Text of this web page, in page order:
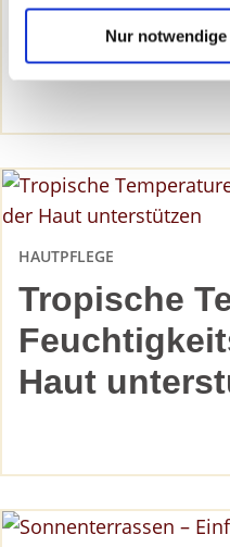
Sie können Ihre
Nur
die Haut
Tropische
Haut
HAUTPFLEGE